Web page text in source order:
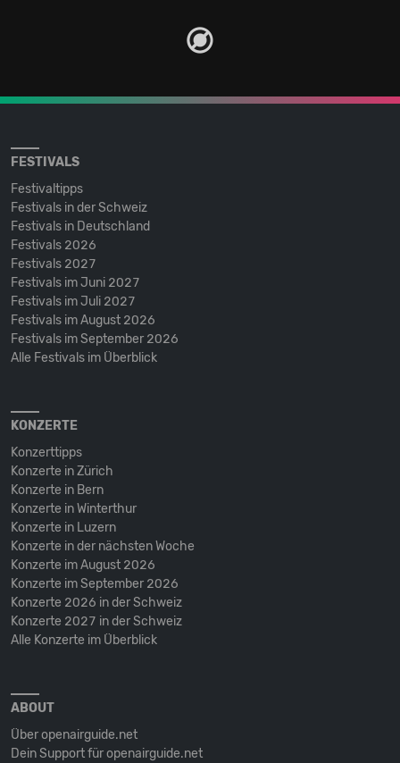
FESTIVALS
Festivaltipps
Festivals in der Schweiz
Festivals in Deutschland
Festivals 2026
Festivals 2027
Festivals im Juni 2027
Festivals im Juli 2027
Festivals im August 2026
Festivals im September 2026
Alle Festivals im Überblick
KONZERTE
Konzerttipps
Konzerte in Zürich
Konzerte in Bern
Konzerte in Winterthur
Konzerte in Luzern
Konzerte in der nächsten Woche
Konzerte im August 2026
Konzerte im September 2026
Konzerte 2026 in der Schweiz
Konzerte 2027 in der Schweiz
Alle Konzerte im Überblick
ABOUT
Über openairguide.net
Dein Support für openairguide.net